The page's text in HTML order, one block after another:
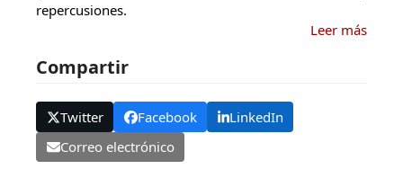
repercusiones.
Leer más
Compartir
Twitter Facebook
LinkedIn
Correo electrónico